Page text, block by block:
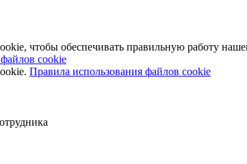
чтобы обеспечивать правильную работу
cookie
Правила использования файлов cookie